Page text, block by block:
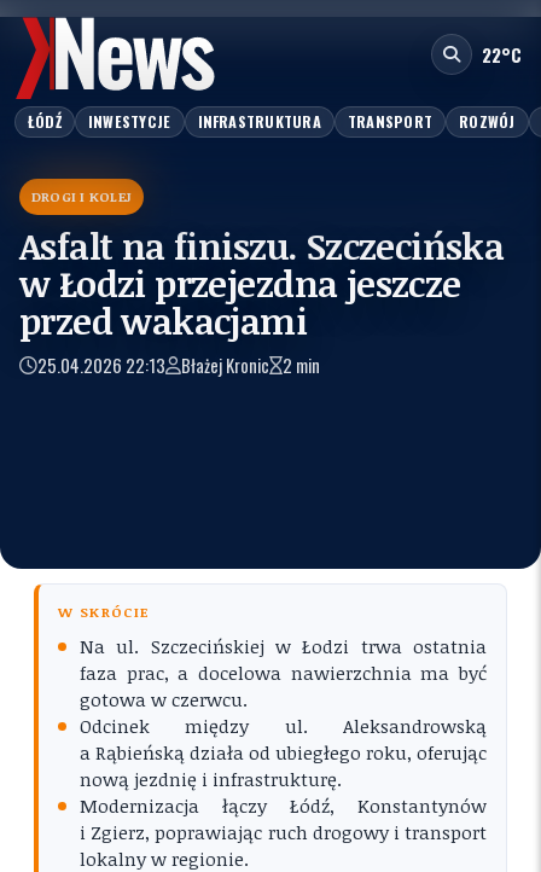
22°C
ŁÓDŹ INWESTYCJE INFRASTRUKTURA TRANSPORT ROZWÓJ
Urząd Miasta Łodzi
DROGI I KOLEJ
Asfalt na finiszu. Szczecińska
w Łodzi przejezdna jeszcze
przed wakacjami
25.04.2026 22:13 Błażej Kronic 2 min
W SKRÓCIE
Na ul. Szczecińskiej w Łodzi trwa ostatnia
faza prac, a docelowa nawierzchnia ma być
gotowa w czerwcu.
Odcinek między ul. Aleksandrowską
a Rąbieńską działa od ubiegłego roku, oferując
nową jezdnię i infrastrukturę.
Modernizacja łączy Łódź, Konstantynów
i Zgierz, poprawiając ruch drogowy i transport
lokalny w regionie.